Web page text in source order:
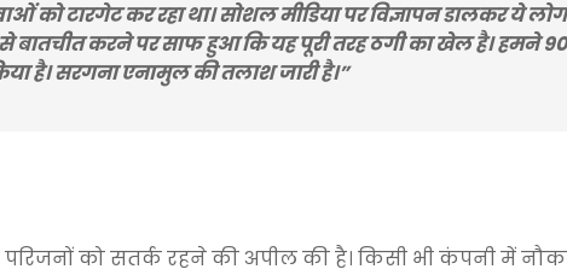
को टारगेट कर रहा था। सोशल मीडिया पर विज्ञापन डालकर ये
करने पर साफ हुआ कि यह पूरी तरह ठगी का खेल है। हमने
है। सरगना एनामुल की तलाश जारी है।”
को सतर्क रहने की अपील की है। किसी भी कंपनी में